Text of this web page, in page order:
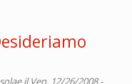
il Ven, 12/26/2008 -